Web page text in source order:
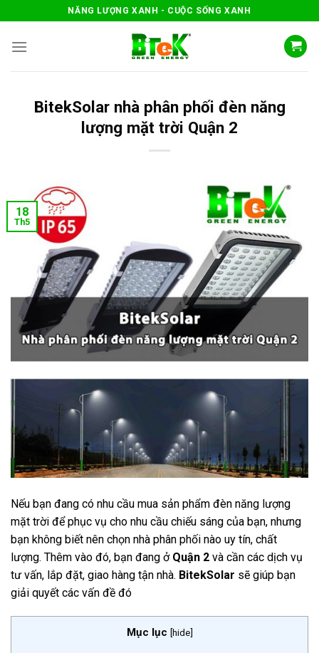
content
NĂNG LƯỢNG XANH - CUỘC SỐNG XANH
BitekSolar nhà phân phối đèn năng
lượng mặt trời Quận 2
18
Th5
Nếu bạn đang có nhu cầu mua sản phẩm đèn năng lượng
mặt trời để phục vụ cho nhu cầu chiếu sáng của bạn, nhưng
bạn không biết nên chọn nhà phân phối nào uy tín, chất
lượng. Thêm vào đó, bạn đang ở Quận 2 và cần các dịch vụ
tư vấn, lắp đặt, giao hàng tận nhà. BitekSolar sẽ giúp bạn
giải quyết các vấn đề đó
Mục lục [hide]